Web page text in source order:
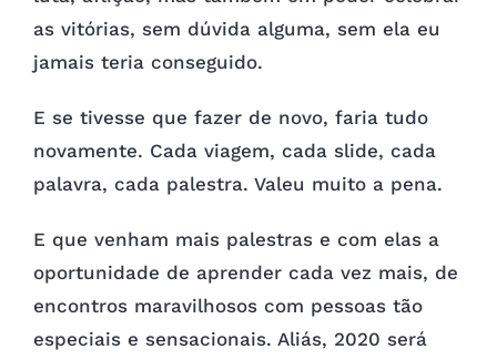
as vitórias, sem dúvida alguma, sem ela eu
jamais teria conseguido.
E se tivesse que fazer de novo, faria tudo
novamente. Cada viagem, cada slide, cada
palavra, cada palestra. Valeu muito a pena.
E que venham mais palestras e com elas a
oportunidade de aprender cada vez mais, de
encontros maravilhosos com pessoas tão
especiais e sensacionais. Aliás, 2020 será